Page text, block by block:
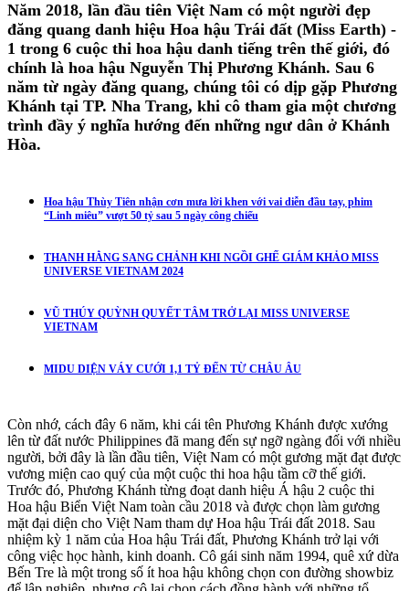
Năm 2018, lần đầu tiên Việt Nam có một người đẹp
đăng quang danh hiệu Hoa hậu Trái đất (Miss Earth) -
1 trong 6 cuộc thi hoa hậu danh tiếng trên thế giới, đó
chính là hoa hậu Nguyễn Thị Phương Khánh. Sau 6
năm từ ngày đăng quang, chúng tôi có dịp gặp Phương
Khánh tại TP. Nha Trang, khi cô tham gia một chương
trình đầy ý nghĩa hướng đến những ngư dân ở Khánh
Hòa.
Hoa hậu Thùy Tiên nhận cơn mưa lời khen với vai diễn đầu tay, phim
“Linh miêu” vượt 50 tỷ sau 5 ngày công chiếu
THANH HẰNG SANG CHẢNH KHI NGỒI GHẾ GIÁM KHẢO MISS
UNIVERSE VIETNAM 2024
VŨ THÚY QUỲNH QUYẾT TÂM TRỞ LẠI MISS UNIVERSE
VIETNAM
MIDU DIỆN VÁY CƯỚI 1,1 TỶ ĐẾN TỪ CHÂU ÂU
Còn nhớ, cách đây 6 năm, khi cái tên Phương Khánh được xướng
lên từ đất nước Philippines đã mang đến sự ngỡ ngàng đối với nhiều
người, bởi đây là lần đầu tiên, Việt Nam có một gương mặt đạt được
vương miện cao quý của một cuộc thi hoa hậu tầm cỡ thế giới.
Trước đó, Phương Khánh từng đoạt danh hiệu Á hậu 2 cuộc thi
Hoa hậu Biển Việt Nam toàn cầu 2018 và được chọn làm gương
mặt đại diện cho Việt Nam tham dự Hoa hậu Trái đất 2018. Sau
nhiệm kỳ 1 năm của Hoa hậu Trái đất, Phương Khánh trở lại với
công việc học hành, kinh doanh. Cô gái sinh năm 1994, quê xứ dừa
Bến Tre là một trong số ít hoa hậu không chọn con đường showbiz